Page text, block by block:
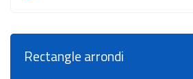
Rectangle arrondi